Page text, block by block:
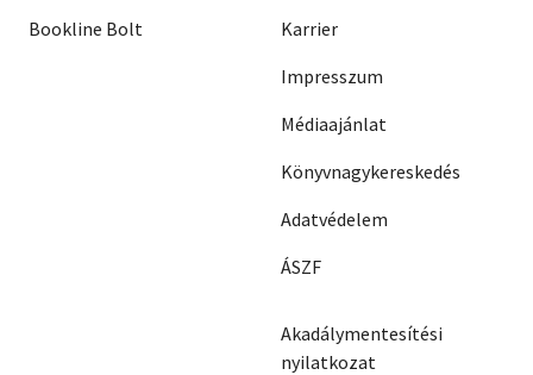
Bookline Bolt
Karrier
Impresszum
Médiaajánlat
Könyvnagykereskedés
Adatvédelem
ÁSZF
Akadálymentesítési
nyilatkozat